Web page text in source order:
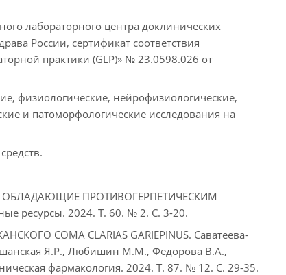
лабораторного центра доклинических
России, сертификат соответствия
практики (GLP)» № 23.0598.026 от
физиологические, нейрофизиологические,
и патоморфологические исследования на
ОБЛАДАЮЩИЕ ПРОТИВОГЕРПЕТИЧЕСКИМ
ресурсы. 2024. Т. 60. № 2. С. 3-20.
СОМА CLARIAS GARIEPINUS. Саватеева-
Я.Р., Любишин М.М., Федорова В.А.,
фармакология. 2024. Т. 87. № 12. С. 29-35.